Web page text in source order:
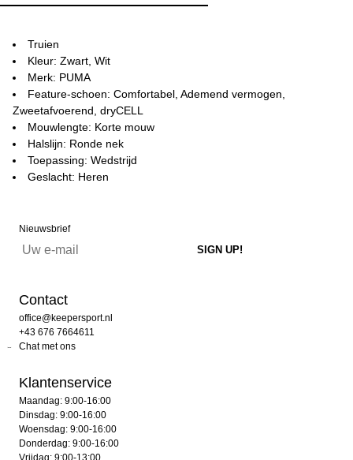
Truien
Kleur: Zwart, Wit
Merk: PUMA
Feature-schoen: Comfortabel, Ademend vermogen,
Zweetafvoerend, dryCELL
Mouwlengte: Korte mouw
Halslijn: Ronde nek
Toepassing: Wedstrijd
Geslacht: Heren
Nieuwsbrief
Contact
office@keepersport.nl
+43 676 7664611
Chat met ons
Klantenservice
Maandag: 9:00-16:00
Dinsdag: 9:00-16:00
Woensdag: 9:00-16:00
Donderdag: 9:00-16:00
Vrijdag: 9:00-13:00